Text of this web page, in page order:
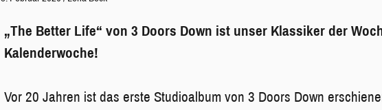
„The Better Life“ von 3 Doors Down ist unser Klassiker der
Kalenderwoche!
Vor 20 Jahren ist das erste Studioalbum von 3 Doors Down